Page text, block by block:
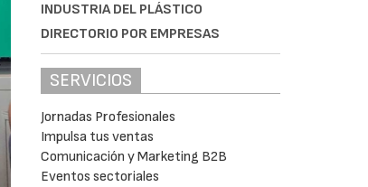
INDUSTRIA DEL PLÁSTICO
DIRECTORIO POR EMPRESAS
SERVICIOS
Jornadas Profesionales
Impulsa tus ventas
Comunicación y Marketing B2B
Eventos sectoriales